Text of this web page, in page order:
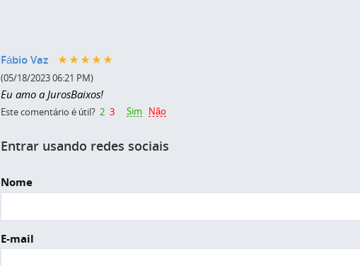
Fábio Vaz
(05/18/2023 06:21 PM)
Eu amo a JurosBaixos!
Este comentário é útil? 2 3 Sim
Não
Entrar usando redes sociais
Nome
E-mail